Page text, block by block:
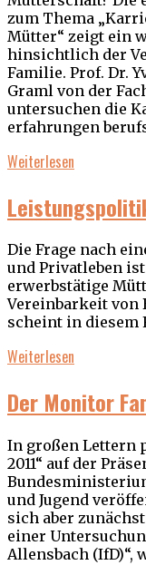
zum Thema
Mütter“ zeigt ein
hinsichtlich der
Familie. Prof. Dr.
Graml von der
untersuchen die
erfahrungen
Weiterlesen
Die Frage nach
und Privatleben
erwerbstätige
Vereinbarkeit von
scheint in diesem
Weiterlesen
Der Monitor
In großen Lettern
2011“ auf der
und Jugend
sich aber
einer
Allensbach